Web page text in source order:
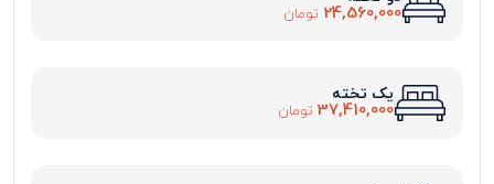
24,560,000 تومان
یک تخته
37,410,000 تومان